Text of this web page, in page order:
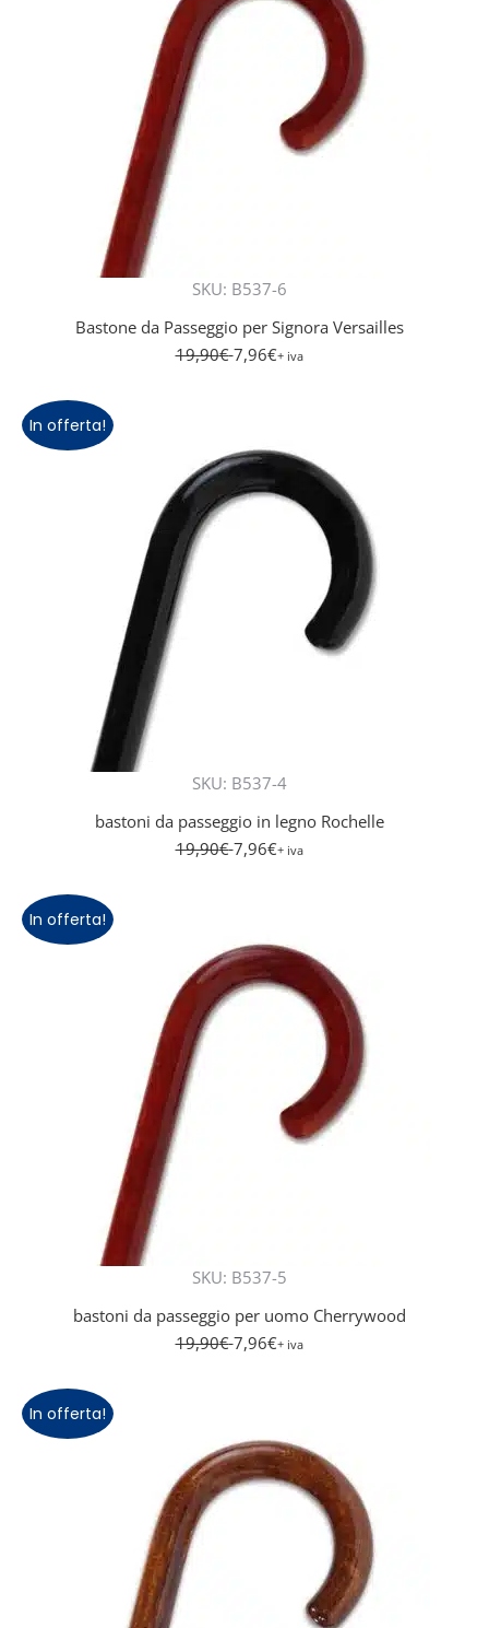
SKU: B537-6
Bastone da Passeggio per Signora Versailles
19,90€ 7,96€+ iva
In offerta!
SKU: B537-4
bastoni da passeggio in legno Rochelle
19,90€ 7,96€+ iva
In offerta!
SKU: B537-5
bastoni da passeggio per uomo Cherrywood
19,90€ 7,96€+ iva
In offerta!